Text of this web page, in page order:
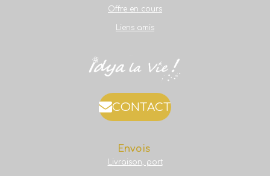
Offre en cours
Liens amis
CONTACT
Envois
Livraison, port